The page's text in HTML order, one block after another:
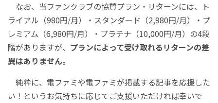
なお、当ファンクラブの協賛プラン・リターンには、ト
ライアル（980円/月）・スタンダード（2,980円/月）・プ
レミアム（6,980円/月）・プラチナ（10,000円/月）の4段
階がありますが、 プランによって受け取れるリターンの差
異はありません。
純粋に、電ファミや電ファミが掲載する記事を応援した
い！というお気持ちに応じてご支援いただければ幸いで